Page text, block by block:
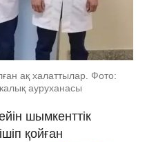
ақ халаттылар. Фото:
ауруханасы
шымкенттік
қойған